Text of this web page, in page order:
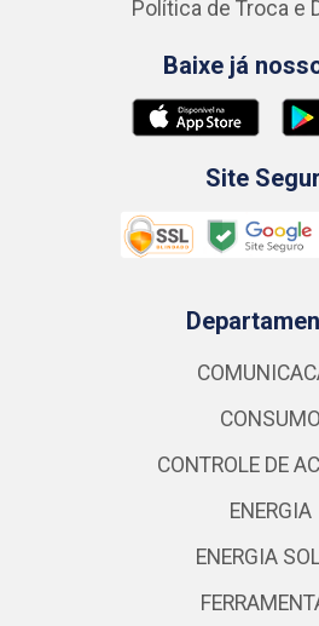
Política de Troca e
Baixe já
Site
CONSUMO
CONTROLE DE
ENERGIA
ENERGIA